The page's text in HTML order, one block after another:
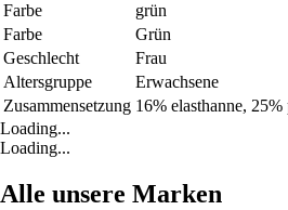
Farbe
grün
Farbe
Grün
Geschlecht
Frau
Altersgruppe
Erwachsene
Zusammensetzung 16% elasthanne,
Loading...
Loading...
Alle unsere Marken